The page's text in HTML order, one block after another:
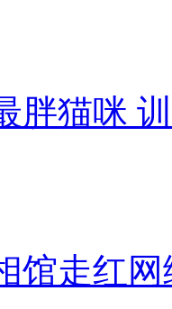
胖猫咪
馆走红网